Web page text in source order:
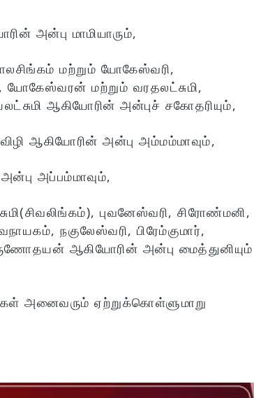
அன்பு மாமியாரும்,
மற்றும் யோகேஸ்வரி,
மற்றும் வரதலட்சுமி,
ஆகியோரின் அன்புச் சகோதரியும்,
ஆகியோரின் அன்பு அம்மம்மாவும்,
அப்பம்மாவும்,
புவனேஸ்வரி, சிரோண்மனி,
நகுலேஸ்வரி, பிரேம்குமார்,
ஆகியோரின் அன்பு மைத்துனியும்
அனைவரும் ஏற்றுக்கொள்ளுமாறு